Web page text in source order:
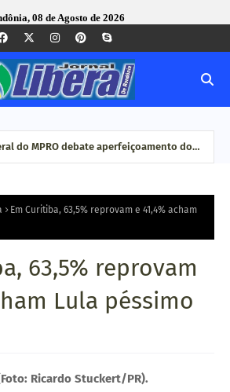
08 de Agosto de 2026
do MPRO debate aperfeiçoamento do
Em Curitiba, 63,5% reprovam e 41,4% acham
63,5% reprovam
Lula péssimo
Ricardo Stuckert/PR).